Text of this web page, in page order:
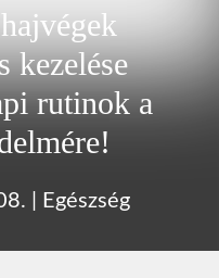
kezelése
rutinok a
Egészség